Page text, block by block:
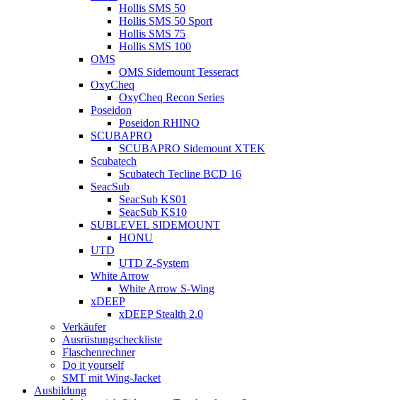
Hollis SMS 50
Hollis SMS 50 Sport
Hollis SMS 75
Hollis SMS 100
OMS
OMS Sidemount Tesseract
OxyCheq
OxyCheq Recon Series
Poseidon
Poseidon RHINO
SCUBAPRO
SCUBAPRO Sidemount XTEK
Scubatech
Scubatech Tecline BCD 16
SeacSub
SeacSub KS01
SeacSub KS10
SUBLEVEL SIDEMOUNT
HONU
UTD
UTD Z-System
White Arrow
White Arrow S-Wing
xDEEP
xDEEP Stealth 2.0
Verkäufer
Ausrüstungscheckliste
Flaschenrechner
Do it yourself
SMT mit Wing-Jacket
Ausbildung